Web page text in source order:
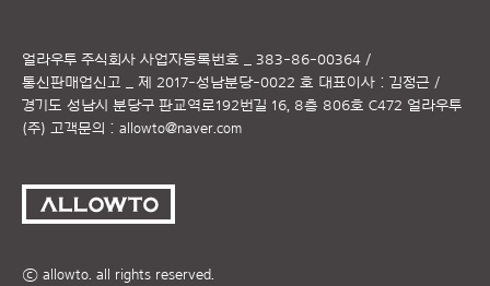
얼라우투 주식회사 사업자등록번호 _ 383-86-00364 /
통신판매업신고 _ 제 2017-성남분당-0022 호 대표이사 : 김정근 /
경기도 성남시 분당구 판교역로192번길 16, 8층 806호 C472 얼라우투
(주) 고객문의 : allowto@naver.com
ⓒ allowto. all rights reserved.